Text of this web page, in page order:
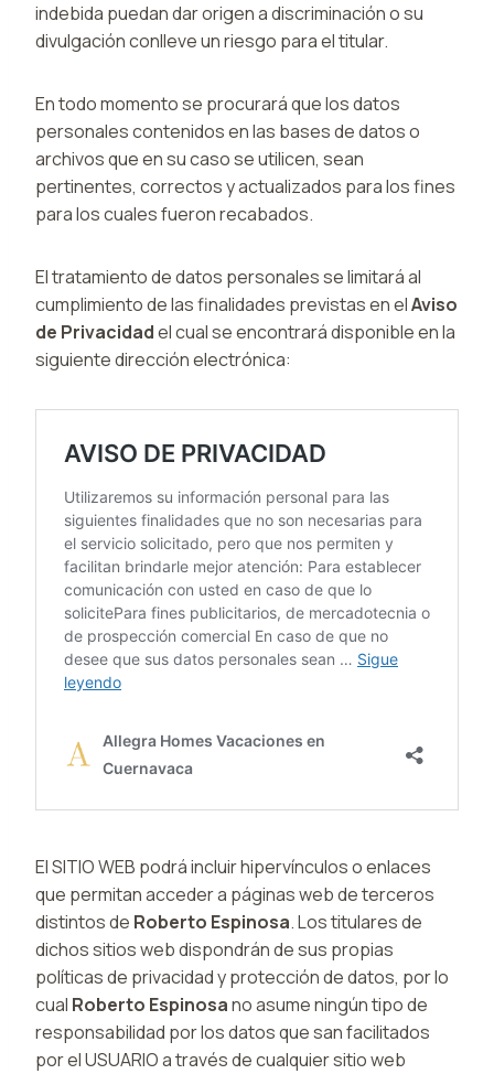
indebida puedan dar origen a discriminación o su
divulgación conlleve un riesgo para el titular.
En todo momento se procurará que los datos
personales contenidos en las bases de datos o
archivos que en su caso se utilicen, sean
pertinentes, correctos y actualizados para los fines
para los cuales fueron recabados.
El tratamiento de datos personales se limitará al
cumplimiento de las finalidades previstas en elAviso
de Privacidadel cual se encontrará disponible en la
siguiente dirección electrónica:
El SITIO WEB podrá incluir hipervínculos o enlaces
que permitan acceder a páginas web de terceros
distintos de Roberto Espinosa. Los titulares de
dichos sitios web dispondrán de sus propias
políticas de privacidad y protección de datos, por lo
cual Roberto Espinosano asume ningún tipo de
responsabilidad por los datos que san facilitados
por el USUARIO a través de cualquier sitio web